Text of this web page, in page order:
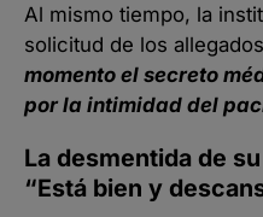
Al mismo tiempo, la
solicitud de los allegados
momento el secreto
por la intimidad del
La desmentida de
“Está bien y